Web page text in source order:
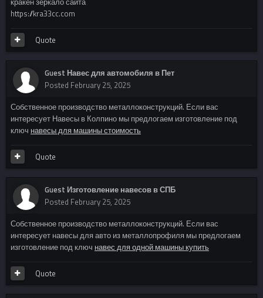
https://kra33cc.com
Quote
Guest Навес для автомобиля в Пет
Posted February 25, 2025
Собственное производство металлоконструкций. Если вас
интересует Навесы в Колпино мы предлогаем изготовление под
ключ навесы для машины стоимость
Quote
Guest Изготовление навесов в СПБ
Posted February 25, 2025
Собственное производство металлоконструкций. Если вас
интересует навесы для авто из металлопрофиля мы предлогаем
изготовление под ключ навес для одной машины купить
Quote